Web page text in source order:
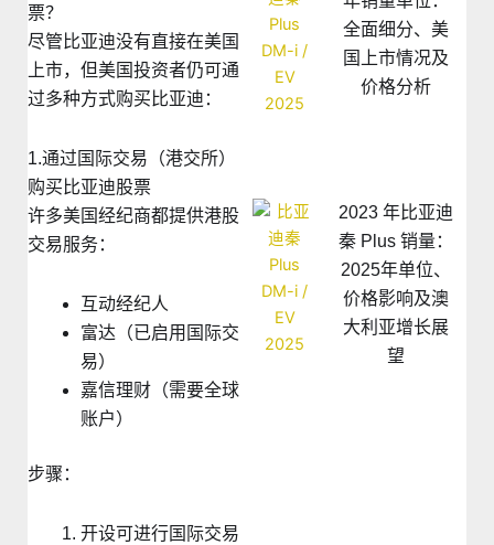
票？
尽管比亚迪没有直接在美国
上市，但美国投资者仍可通
过多种方式购买比亚迪：
1.通过国际交易（港交所）
购买比亚迪股票
许多美国经纪商都提供港股
交易服务：
互动经纪人
富达（已启用国际交
易）
嘉信理财（需要全球
账户）
步骤：
开设可进行国际交易
全面细分、美
国上市情况及
价格分析
2023 年比亚迪
秦 Plus 销量：
2025年单位、
价格影响及澳
大利亚增长展
望